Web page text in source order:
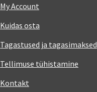
My Account
Kuidas osta
Tagastused ja tagasimaksed
Tellimuse tühistamine
Kontakt